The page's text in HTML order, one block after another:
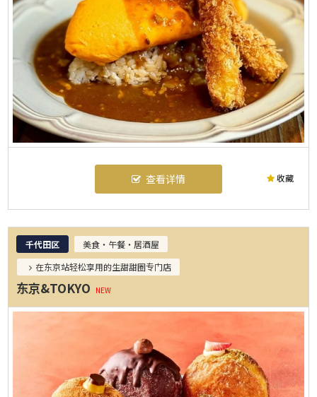
收藏
查看详情
千代田区
美食・午餐・居酒屋
在东京站轻松享用的生甜甜圈专门店
东京&TOKYO NEW